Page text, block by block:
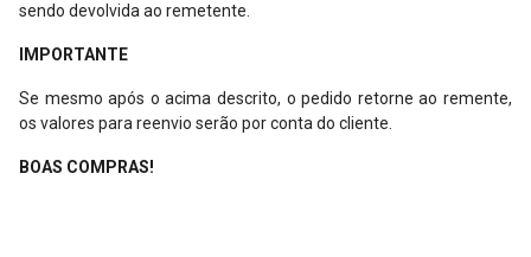
sendo devolvida ao remetente.
IMPORTANTE
Se mesmo após o acima descrito, o pedido retorne ao remente,
os valores para reenvio serão por conta do cliente.
BOAS COMPRAS!